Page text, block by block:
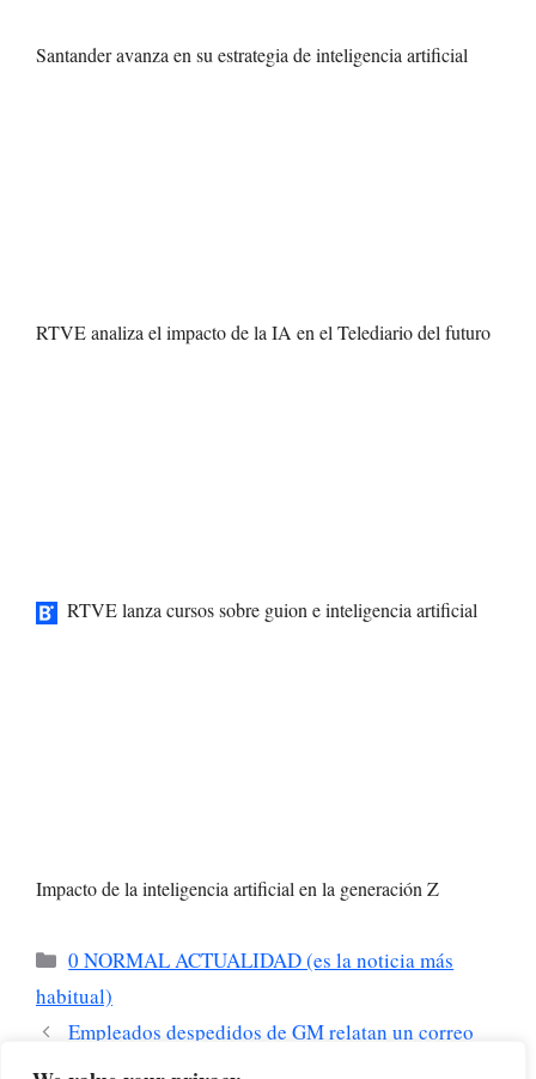
Santander avanza en su estrategia de inteligencia artificial
RTVE analiza el impacto de la IA en el Telediario del futuro
RTVE lanza cursos sobre guion e inteligencia artificial
Impacto de la inteligencia artificial en la generación Z
Categorías
0 NORMAL ACTUALIDAD (es la noticia más
habitual)
Empleados despedidos de GM relatan un correo
ominoso, indemnización y el papel de la IA